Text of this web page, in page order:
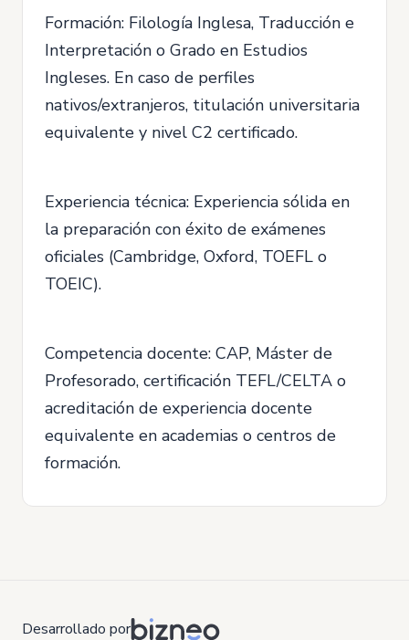
Formación: Filología Inglesa, Traducción e
Interpretación o Grado en Estudios
Ingleses. En caso de perfiles
nativos/extranjeros, titulación universitaria
equivalente y nivel C2 certificado.
Experiencia técnica: Experiencia sólida en
la preparación con éxito de exámenes
oficiales (Cambridge, Oxford, TOEFL o
TOEIC).
Competencia docente: CAP, Máster de
Profesorado, certificación TEFL/CELTA o
acreditación de experiencia docente
equivalente en academias o centros de
formación.
Desarrollado por